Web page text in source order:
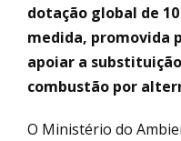
dotação global de
medida, promovida
apoiar a
combustão por
O Ministério do